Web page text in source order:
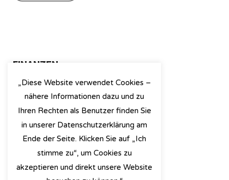
FINANZEN
Henning Sonneck
Straße
MAIL AN...
„Diese Website verwendet Cookies –
nähere Informationen dazu und zu
Ihren Rechten als Benutzer finden Sie
in unserer Datenschutzerklärung am
Ende der Seite. Klicken Sie auf „Ich
stimme zu“, um Cookies zu
akzeptieren und direkt unsere Website